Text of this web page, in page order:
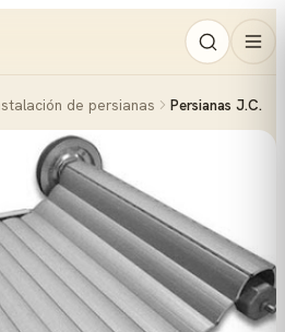
de persianas Persianas J.C.